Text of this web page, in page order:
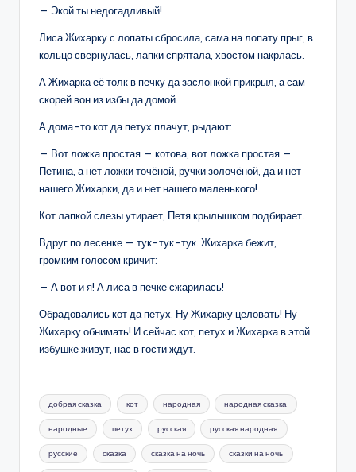
— Экой ты недогадливый!
Лиса Жихарку с лопаты сбросила, сама на лопату прыг, в
кольцо свернулась, лапки спрятала, хвостом накрлась.
А Жихарка её толк в печку да заслонкой прикрыл, а сам
скорей вон из избы да домой.
А дома-то кот да петух плачут, рыдают:
— Вот ложка простая — котова, вот ложка простая —
Петина, а нет ложки точёной, ручки золочёной, да и нет
нашего Жихарки, да и нет нашего маленького!..
Кот лапкой слезы утирает, Петя крылышком подбирает.
Вдруг по лесенке — тук-тук-тук. Жихарка бежит,
громким голосом кричит:
— А вот и я! А лиса в печке сжарилась!
Обрадовались кот да петух. Ну Жихарку целовать! Ну
Жихарку обнимать! И сейчас кот, петух и Жихарка в этой
избушке живут, нас в гости ждут.
Метки:
добрая сказка кот народная народная сказка
народные петух русская русская народная
русские сказка сказка на ночь сказки на ночь